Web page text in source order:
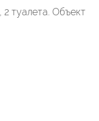
2 туалета. Объект